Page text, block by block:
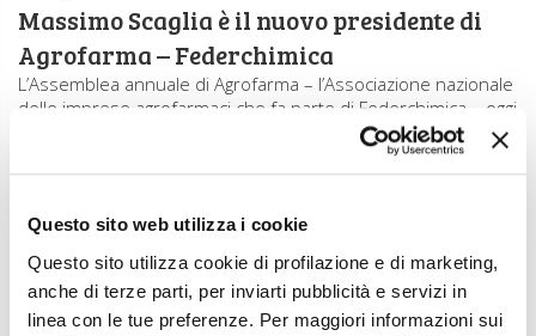
Questo sito web utilizza i cookie
Questo sito utilizza cookie di profilazione e di marketing,
anche di terze parti, per inviarti pubblicità e servizi in
linea con le tue preferenze. Per maggiori informazioni sui
Massimo Scaglia è il nuovo presidente di
Agrofarma – Federchimica
L’Assemblea annuale di Agrofarma – l’Associazione nazionale
delle imprese agrofarmaci che fa parte di Federchimica – oggi
23 Marzo 2026
degli agrofarmaci
La disponibilità di prodotti fitosanitari, in particolare di
sostanze attive, è diventata sempre più critica. Infatti, a
seguito del processo […]